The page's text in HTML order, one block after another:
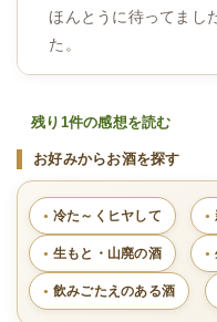
ほんとうに待ってまし
た。
残り1件の感想を読む
お好みからお酒を探す
冷た～くヒヤして
生もと・山廃の酒
飲みごたえのある酒